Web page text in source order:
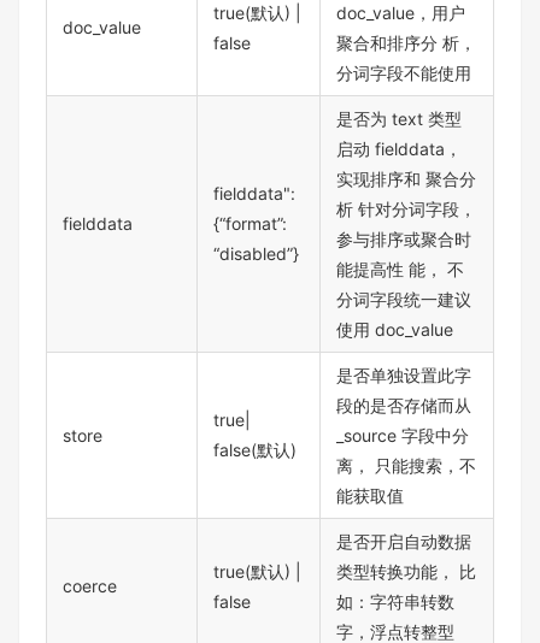
doc_value
true(默认) |
false
doc_value，用户
聚合和排序分 析，
分词字段不能使用
fielddata
fielddata":
{“format”:
“disabled”}
是否为 text 类型
启动 fielddata，
实现排序和 聚合分
析 针对分词字段，
参与排序或聚合时
能提高性 能， 不
分词字段统一建议
使用 doc_value
store
true|
false(默认)
是否单独设置此字
段的是否存储而从
_source 字段中分
离， 只能搜索，不
能获取值
coerce
true(默认) |
false
是否开启自动数据
类型转换功能， 比
如：字符串转数
字，浮点转整型